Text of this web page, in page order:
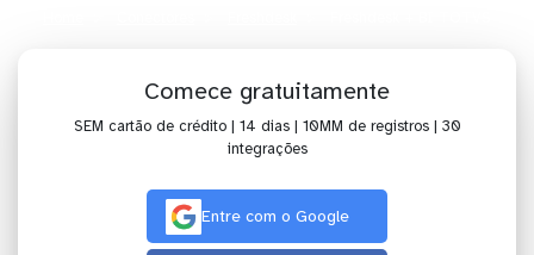
Comece gratuitamente
SEM cartão de crédito | 14 dias | 10MM de registros | 30
integrações
Entre com o Google